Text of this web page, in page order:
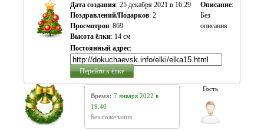
Дата создания: 25 декабря 2021 в 16:29
Поздравлений/Подарков: 2
Просмотров: 869
Высота ёлки: 14 см
Описание:
Без
описания
Постоянный адрес:
Перейти к ёлке
Время: 7 января 2022 в
19:46
Без пожелания
Гость